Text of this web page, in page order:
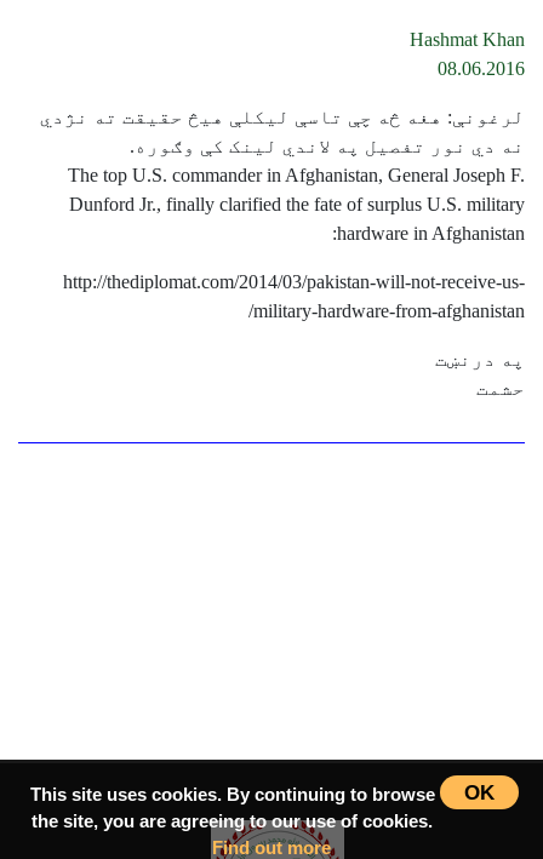
Hashmat Khan
08.06.2016
لرغونې: هغه څه چې تاسې لیکلې هیڅ حقیقت ته نژدي
نه دي نور تفصیل په لاندي لینک کې وګوره.
The top U.S. commander in Afghanistan, General Joseph F.
Dunford Jr., finally clarified the fate of surplus U.S. military
hardware in Afghanistan:
http://thediplomat.com/2014/03/pakistan-will-not-receive-us-
military-hardware-from-afghanistan/
په درنښت
حشمت
OK
This site uses cookies. By continuing to browse
the site, you are agreeing to our use of cookies.
Find out more